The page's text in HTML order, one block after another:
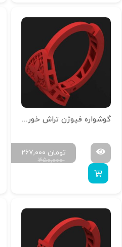
گوشواره فیوژن تراش خور G-T-S-06
۴۵۰,۰۰۰
۲۶۷,۰۰۰ تومان